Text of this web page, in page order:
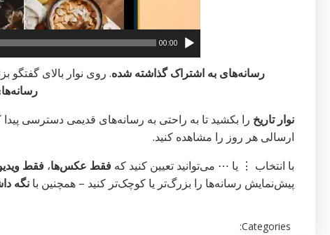
00:00
رسانه‌های به اشتراک گذاشته شده. روی نوار بالای گفتگو
نوار تاریخ را بکشید تا به راحتی به رسانه‌های قدیمی دسترسی پیدا
ارسالی هر روز را مشاهده کنید.
با انتخاب ⋮ یا ⋯ می‌توانید تعیین کنید که فقط عکس‌ها، فقط
پیش‌نمایش رسانه‌ها را بزرگ‌تر یا کوچک‌تر کنید – همچنین با نگه
Categories: